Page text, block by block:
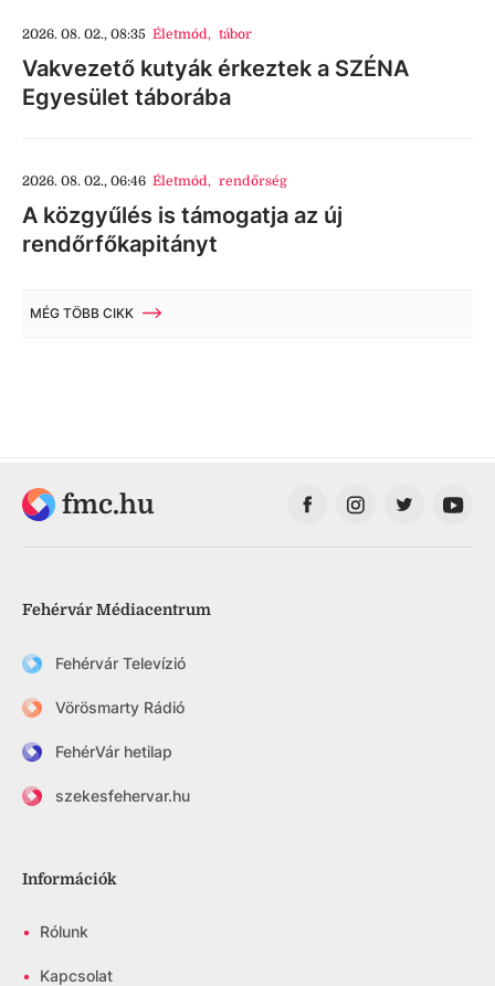
2026. 08. 02., 08:35 Életmód, tábor
Vakvezető kutyák érkeztek a SZÉNA
Egyesület táborába
2026. 08. 02., 06:46 Életmód, rendőrség
A közgyűlés is támogatja az új
rendőrfőkapitányt
MÉG TÖBB CIKK
fmc.hu
Fehérvár Médiacentrum
Fehérvár Televízió
Vörösmarty Rádió
FehérVár hetilap
szekesfehervar.hu
Információk
• Rólunk
• Kapcsolat